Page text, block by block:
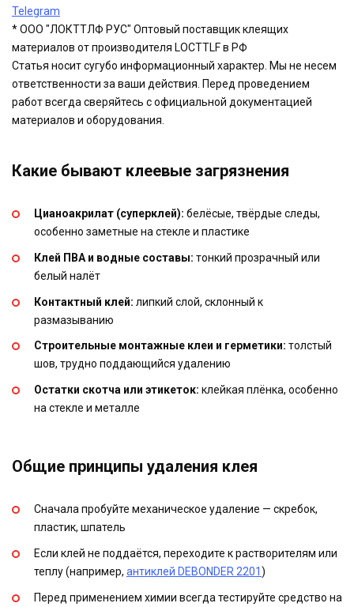
Telegram
* ООО "ЛОКТТЛФ РУС" Оптовый поставщик клеящих
материалов от производителя LOCTTLF в РФ
Статья носит сугубо информационный характер. Мы не несем
ответственности за ваши действия. Перед проведением
работ всегда сверяйтесь с официальной документацией
материалов и оборудования.
Какие бывают клеевые загрязнения
Цианоакрилат (суперклей): белёсые, твёрдые следы,
особенно заметные на стекле и пластике
Клей ПВА и водные составы: тонкий прозрачный или
белый налёт
Контактный клей: липкий слой, склонный к
размазыванию
Строительные монтажные клеи и герметики: толстый
шов, трудно поддающийся удалению
Остатки скотча или этикеток: клейкая плёнка, особенно
на стекле и металле
Общие принципы удаления клея
Сначала пробуйте механическое удаление — скребок,
пластик, шпатель
Если клей не поддаётся, переходите к растворителям или
теплу (например, антиклей DEBONDER 2201)
Перед применением химии всегда тестируйте средство на